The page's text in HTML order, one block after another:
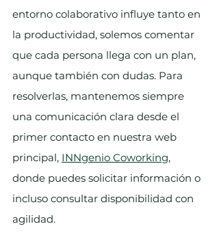
entorno colaborativo influye tanto en
la productividad, solemos comentar
que cada persona llega con un plan,
aunque también con dudas. Para
resolverlas, mantenemos siempre
una comunicación clara desde el
primer contacto en nuestra web
principal, INNgenio Coworking,
donde puedes solicitar información o
incluso consultar disponibilidad con
agilidad.